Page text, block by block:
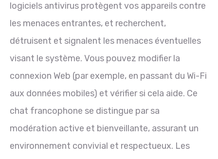
logiciels antivirus protègent vos appareils contre
les menaces entrantes, et recherchent,
détruisent et signalent les menaces éventuelles
visant le système. Vous pouvez modifier la
connexion Web (par exemple, en passant du Wi-Fi
aux données mobiles) et vérifier si cela aide. Ce
chat francophone se distingue par sa
modération active et bienveillante, assurant un
environnement convivial et respectueux. Les